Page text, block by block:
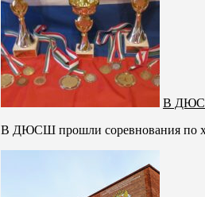
В ДЮСШ
В ДЮСШ прошли соревнования по